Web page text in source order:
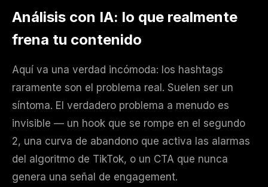
Análisis con IA: lo que realmente
frena tu contenido
Aquí va una verdad incómoda: los hashtags
raramente son el problema real. Suelen ser un
síntoma. El verdadero problema a menudo es
invisible — un hook que se rompe en el segundo
2, una curva de abandono que activa las alarmas
del algoritmo de TikTok, o un CTA que nunca
genera una señal de engagement.